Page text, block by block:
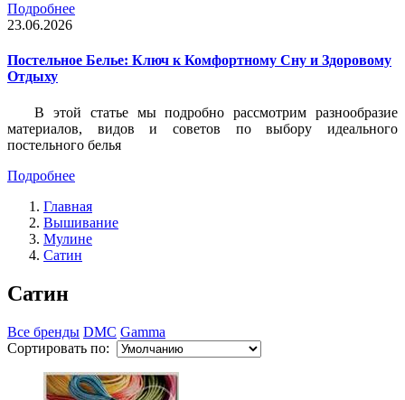
Подробнее
23.06.2026
Постельное Белье: Ключ к Комфортному Сну и Здоровому
Отдыху
В этой статье мы подробно рассмотрим разнообразие
материалов, видов и советов по выбору идеального
постельного белья
Подробнее
Главная
Вышивание
Мулине
Сатин
Сатин
Все бренды DMC Gamma
Сортировать по: